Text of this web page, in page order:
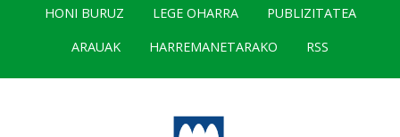
HONI BURUZ LEGE OHARRA
PUBLIZITATEA
ARAUAK
HARREMANETARAKO RSS